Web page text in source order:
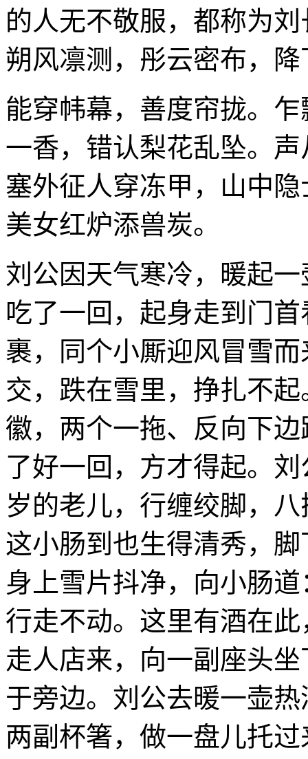
的人无不敬服，都称为
朔风凛测，彤云密布，
能穿帏幕，善度帘拢。
一香，错认梨花乱坠。
塞外征人穿冻甲，山中
美女红炉添兽炭。
刘公因天气寒冷，暖起
吃了一回，起身走到门
裹，同个小厮迎风冒雪
交，跌在雪里，挣扎不
徽，两个一拖、反向下
了好一回，方才得起。
岁的老儿，行缠绞脚，
这小肠到也生得清秀，
身上雪片抖净，向小肠
行走不动。这里有酒在
走人店来，向一副座头
于旁边。刘公去暖一壶
两副杯箸，做一盘儿托